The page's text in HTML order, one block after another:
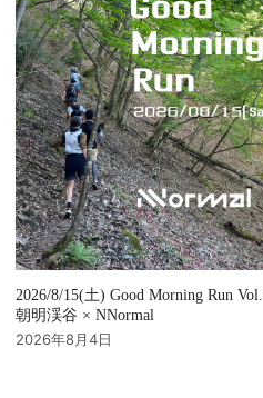
2026/8/15(土) Good Morning Run
朝明渓谷 × NNormal
2026年8月4日